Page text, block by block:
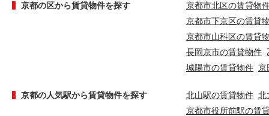
京都の区から賃貸物件を探す
京都市北区の賃貸物
京都市下京区の賃貸
京都市山科区の賃貸
長岡京市の賃貸物件
城陽市の賃貸物件 京
京都の人気駅から賃貸物件を探す 北山駅の賃貸物件 北
京都市役所前駅の賃